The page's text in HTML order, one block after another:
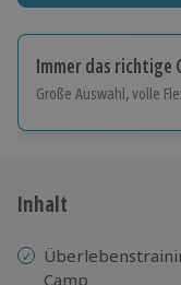
Immer das richtige
Große Auswahl, volle
Jeder Gutschein für
Inhalt
Camp